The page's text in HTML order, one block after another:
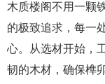
木质楼阁不用一颗
的极致追求，每一
心。从选材开始，
韧的木材，确保榫